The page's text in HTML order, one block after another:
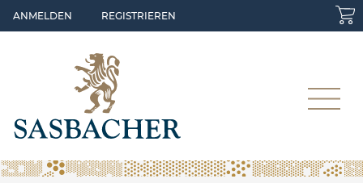
Skip to main content
ANMELDEN REGISTRIEREN